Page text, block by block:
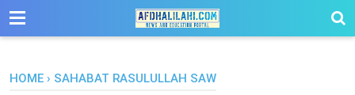
-->
HOME › SAHABAT RASULULLAH SAW